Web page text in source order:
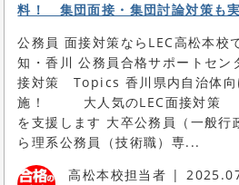
料！ 集団面接・集団討論対策も実
公務員 面接対策ならLEC高松本
知・香川 公務員合格サポートセ
接対策 Topics 香川県内自治体
施！ 大人気のLEC面接対策 「
を支援します 大卒公務員（一般行
ら理系公務員（技術職）専...
高松本校担当者